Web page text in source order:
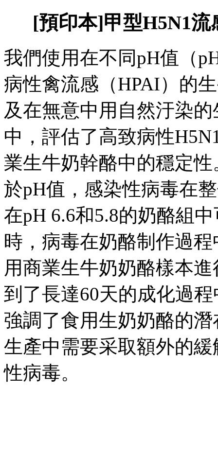
[預印本]甲型H5N1
我們使用在不同pH值（
病性禽流感（HPAI）的
及在無意中用自然汙染
中，評估了高致病性
業生牛奶幹酪中的穩定
於pH值，感染性病毒在
在pH 6.6和5.8的奶酪組
時，病毒在奶酪制作過
用商業生牛奶奶酪樣本
到了長達60天的成化過
強調了食用生奶奶酪的
生產中需要采取額外的
性病毒。